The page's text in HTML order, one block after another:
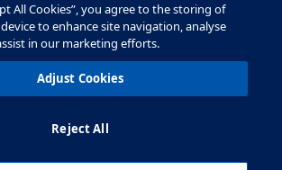
EMEA Security
Política de privacidad y política
All Cookies”, you agree to the storing of
to enhance site navigation, analyse
in our marketing efforts.
Adjust Cookies
Reject All